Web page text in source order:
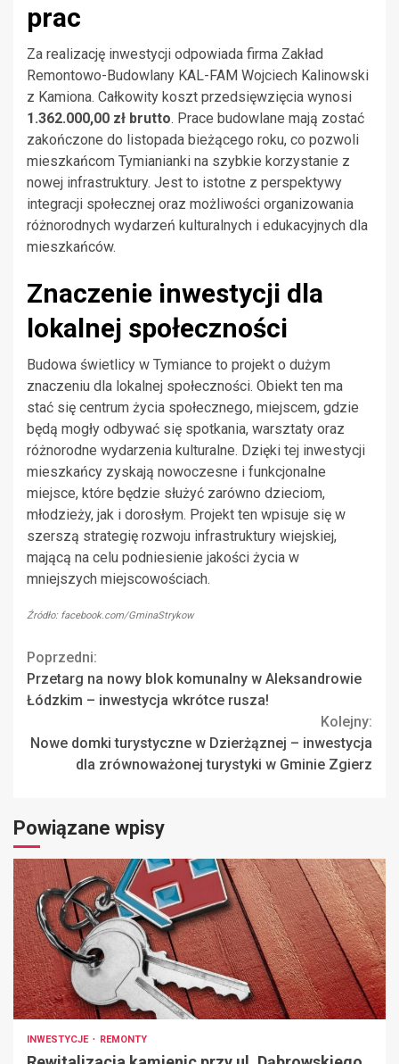
prac
Za realizację inwestycji odpowiada firma Zakład
Remontowo-Budowlany KAL-FAM Wojciech Kalinowski
z Kamiona. Całkowity koszt przedsięwzięcia wynosi
1.362.000,00 zł brutto. Prace budowlane mają zostać
zakończone do listopada bieżącego roku, co pozwoli
mieszkańcom Tymianianki na szybkie korzystanie z
nowej infrastruktury. Jest to istotne z perspektywy
integracji społecznej oraz możliwości organizowania
różnorodnych wydarzeń kulturalnych i edukacyjnych dla
mieszkańców.
Znaczenie inwestycji dla
lokalnej społeczności
Budowa świetlicy w Tymiance to projekt o dużym
znaczeniu dla lokalnej społeczności. Obiekt ten ma
stać się centrum życia społecznego, miejscem, gdzie
będą mogły odbywać się spotkania, warsztaty oraz
różnorodne wydarzenia kulturalne. Dzięki tej inwestycji
mieszkańcy zyskają nowoczesne i funkcjonalne
miejsce, które będzie służyć zarówno dzieciom,
młodzieży, jak i dorosłym. Projekt ten wpisuje się w
szerszą strategię rozwoju infrastruktury wiejskiej,
mającą na celu podniesienie jakości życia w
mniejszych miejscowościach.
Źródło: facebook.com/GminaStrykow
Continue
Reading
Poprzedni:
Przetarg na nowy blok komunalny w Aleksandrowie
Łódzkim – inwestycja wkrótce rusza!
Kolejny:
Nowe domki turystyczne w Dzierżąznej – inwestycja
dla zrównoważonej turystyki w Gminie Zgierz
Powiązane wpisy
INWESTYCJE REMONTY